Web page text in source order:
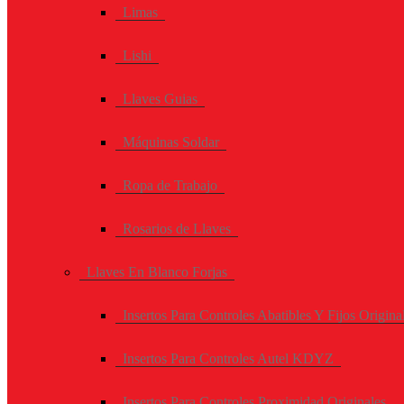
Limas
Lishi
Llaves Guias
Máquinas Soldar
Ropa de Trabajo
Rosarios de Llaves
Llaves En Blanco Forjas
Insertos Para Controles Abatibles Y Fijos
Insertos Para Controles Autel KDYZ